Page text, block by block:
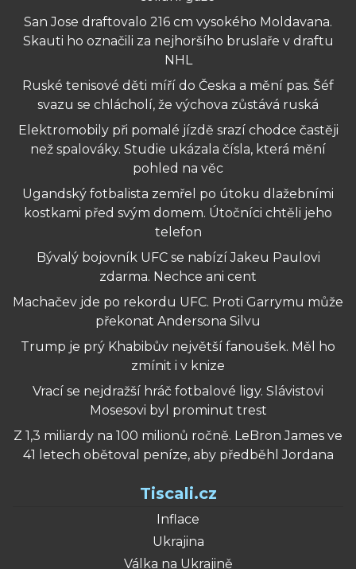
San Jose draftovalo 216 cm vysokého Moldavana.
Skauti ho označili za nejhoršího bruslaře v draftu
NHL
Ruské tenisové děti míří do Česka a mění pas. Šéf
svazu se chlácholí, že výchova zůstává ruská
Elektromobily při pomalé jízdě srazí chodce častěji
než spalováky. Studie ukázala čísla, která mění
pohled na věc
Ugandský fotbalista zemřel po útoku dlažebními
kostkami před svým domem. Útočníci chtěli jeho
telefon
Bývalý bojovník UFC se nabízí Jakeu Paulovi
zdarma. Nechce ani cent
Machačev jde po rekordu UFC. Proti Garrymu může
překonat Andersona Silvu
Trump je prý Khabibův největší fanoušek. Měl ho
zmínit i v knize
Vrací se nejdražší hráč fotbalové ligy. Slávistovi
Mosesovi byl prominut trest
Z 1,3 miliardy na 100 milionů ročně. LeBron James ve
41 letech obětoval peníze, aby předběhl Jordana
Tiscali.cz
Inflace
Ukrajina
Válka na Ukrajině